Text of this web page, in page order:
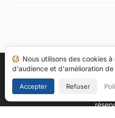
Accueil Mes avis
Politique de
Copyright © 2026
Nous utilisons des cookies
d'audience et d'amélioration
Accepter Refuser